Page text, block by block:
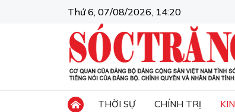
Thứ 6, 07/08/2026, 14:20
THỜI SỰ CHÍNH TRỊ